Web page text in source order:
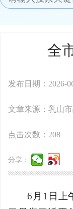
全
发布日期：2026-
文章来源：乳山
点击次数： 208
分享：
6月1日上